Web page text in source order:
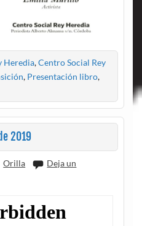
Heredia,Centro Social Rey
, Presentación libro,
2019
Orilla
Deja un